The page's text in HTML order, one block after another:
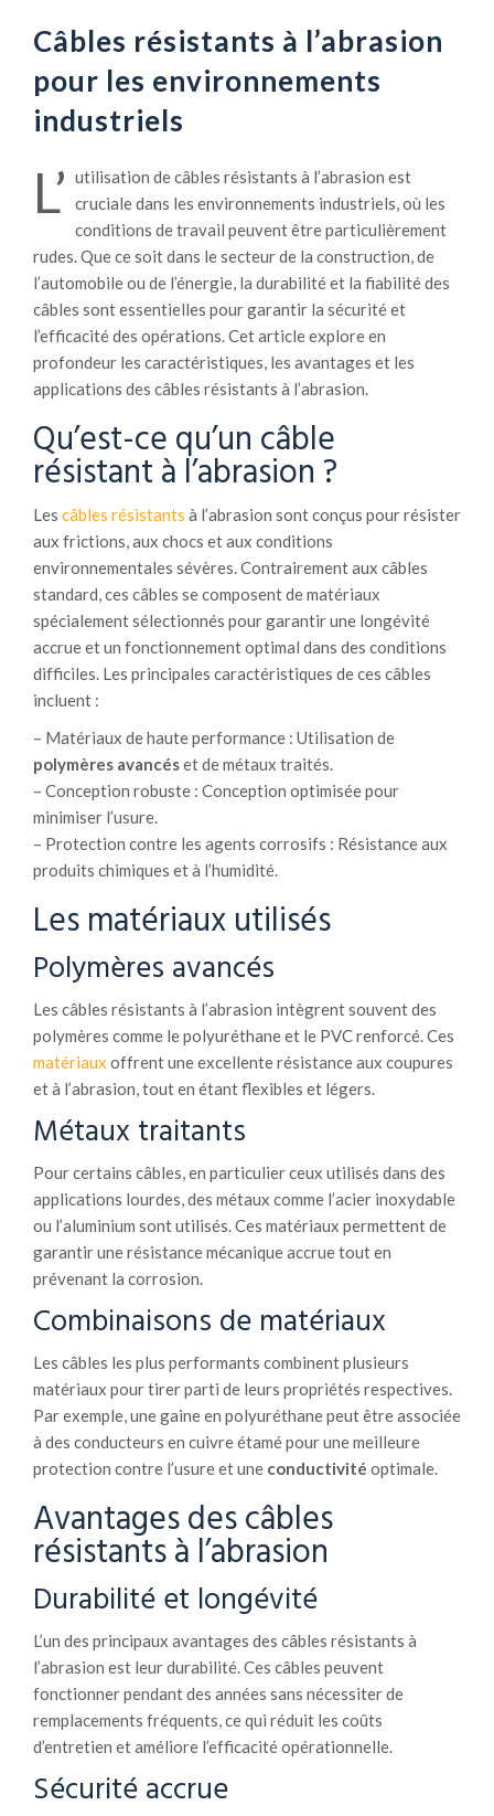
Câbles résistants à l’abrasion
pour les environnements
industriels
L’ utilisation de câbles résistants à l’abrasion est
cruciale dans les environnements industriels, où les
conditions de travail peuvent être particulièrement
rudes. Que ce soit dans le secteur de la construction, de
l’automobile ou de l’énergie, la durabilité et la fiabilité des
câbles sont essentielles pour garantir la sécurité et
l’efficacité des opérations. Cet article explore en
profondeur les caractéristiques, les avantages et les
applications des câbles résistants à l’abrasion.
Qu’est-ce qu’un câble
résistant à l’abrasion ?
Les câbles résistants à l’abrasion sont conçus pour résister
aux frictions, aux chocs et aux conditions
environnementales sévères. Contrairement aux câbles
standard, ces câbles se composent de matériaux
spécialement sélectionnés pour garantir une longévité
accrue et un fonctionnement optimal dans des conditions
difficiles. Les principales caractéristiques de ces câbles
incluent :
– Matériaux de haute performance : Utilisation de
polymères avancéset de métaux traités.
– Conception robuste : Conception optimisée pour
minimiser l’usure.
– Protection contre les agents corrosifs : Résistance aux
produits chimiques et à l’humidité.
Les matériaux utilisés
Polymères avancés
Les câbles résistants à l’abrasion intègrent souvent des
polymères comme le polyuréthane et le PVC renforcé. Ces
matériaux offrent une excellente résistance aux coupures
et à l’abrasion, tout en étant flexibles et légers.
Métaux traitants
Pour certains câbles, en particulier ceux utilisés dans des
applications lourdes, des métaux comme l’acier inoxydable
ou l’aluminium sont utilisés. Ces matériaux permettent de
garantir une résistance mécanique accrue tout en
prévenant la corrosion.
Combinaisons de matériaux
Les câbles les plus performants combinent plusieurs
matériaux pour tirer parti de leurs propriétés respectives.
Par exemple, une gaine en polyuréthane peut être associée
à des conducteurs en cuivre étamé pour une meilleure
protection contre l’usure et une conductivité optimale.
Avantages des câbles
résistants à l’abrasion
Durabilité et longévité
L’un des principaux avantages des câbles résistants à
l’abrasion est leur durabilité. Ces câbles peuvent
fonctionner pendant des années sans nécessiter de
remplacements fréquents, ce qui réduit les coûts
d’entretien et améliore l’efficacité opérationnelle.
Sécurité accrue